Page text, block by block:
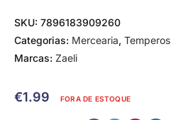
SKU: 7896183909260
Categorias: Mercearia, Temperos
Marcas: Zaeli
€1.99 FORA DE ESTOQUE